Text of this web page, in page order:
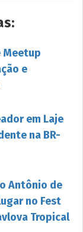
Meetup
e
em Laje
na BR-
Antônio de
no Fest
Tropical